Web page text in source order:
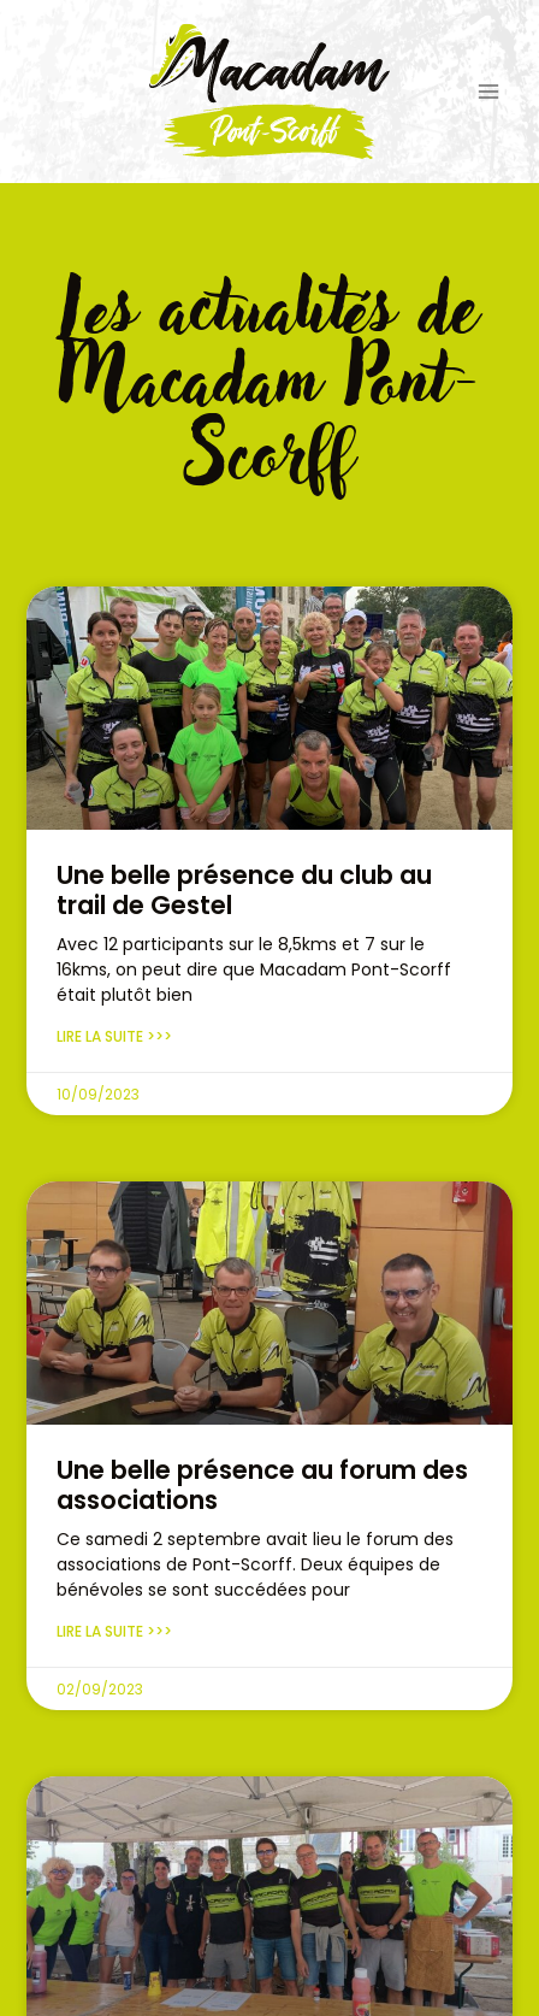
Les actualités de
Macadam Pont-
Scorff
Une belle présence du club au
trail de Gestel
Avec 12 participants sur le 8,5kms et 7 sur le
16kms, on peut dire que Macadam Pont-Scorff
était plutôt bien
LIRE LA SUITE >>>
10/09/2023
Une belle présence au forum des
associations
Ce samedi 2 septembre avait lieu le forum des
associations de Pont-Scorff. Deux équipes de
bénévoles se sont succédées pour
LIRE LA SUITE >>>
02/09/2023